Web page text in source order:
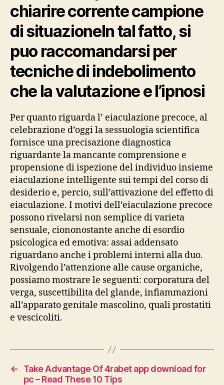
chiarire corrente campione
di situazioneIn tal fatto, si
puo raccomandarsi per
tecniche di indebolimento
che la valutazione e l’ipnosi
Per quanto riguarda l’ eiaculazione precoce, al
celebrazione d’oggi la sessuologia scientifica
fornisce una precisazione diagnostica
riguardante la mancante comprensione e
propensione di ispezione del individuo insieme
eiaculazione intelligente sui tempi del corso di
desiderio e, percio, sull’attivazione del effetto di
eiaculazione. I motivi dell’eiaculazione precoce
possono rivelarsi non semplice di varieta
sensuale, ciononostante anche di esordio
psicologica ed emotiva: assai addensato
riguardano anche i problemi interni alla duo.
Rivolgendo l’attenzione alle cause organiche,
possiamo mostrare le seguenti: corporatura del
verga, suscettibilita del glande, infiammazioni
all’apparato genitale mascolino, quali prostatiti
e vescicoliti.
←
Take Advantage Of 4rabet app download for
pc – Read These 10 Tips